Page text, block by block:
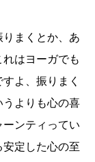
まくとか、あ
はヨーガでも
よ、振りまく
よりも心の喜
ンティってい
定した心の至